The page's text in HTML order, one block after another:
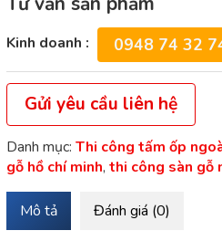
Kinh doanh : 0948 74 32
Gửi yêu cầu liên hệ
Danh mục: Thi công tấm ốp
gỗ hồ chí minh, thi công sàn gỗ
Mô tả Đánh giá (0)